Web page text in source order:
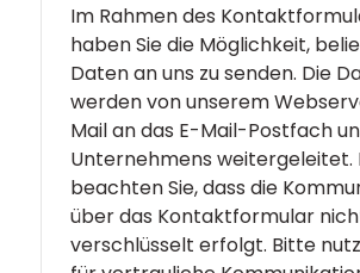
Im Rahmen des
haben Sie die Möglichkeit,
Daten an uns zu senden. Die
werden von unserem
Mail an das E-Mail-Postfach
Unternehmens weitergeleitet.
beachten Sie, dass die
über das Kontaktformular
verschlüsselt erfolgt. Bitte